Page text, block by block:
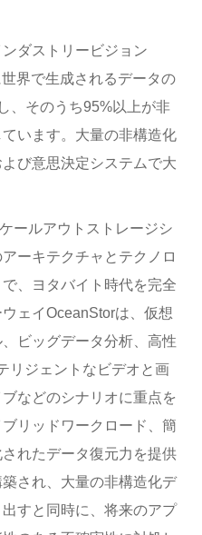
ダストリービジョン
界で生成されるデータの
、そのうち95%以上が非
います。大量の非構造化
び意思決定システムで大
ールアウトストレージシ
ーキテクチャとテクノロ
、ヨタバイト時代を完全
ェイOceanStorは、仮想
ビッグデータ分析、高性
リジェントなビデオと画
などのシナリオに重点を
リッドワークロード、簡
れたデータ復元力を提供
され、大量の非構造化デ
すと同時に、将来のアプ